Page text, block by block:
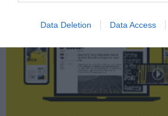
Data Deletion Data Access